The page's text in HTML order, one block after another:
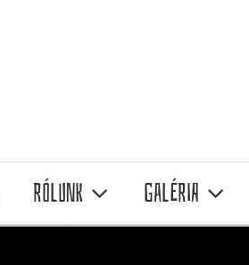
Rólunk Galéria